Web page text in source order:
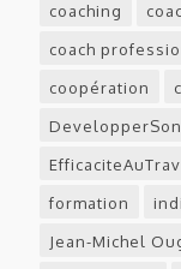
coaching
coach
coopération
formation
Jean-Michel